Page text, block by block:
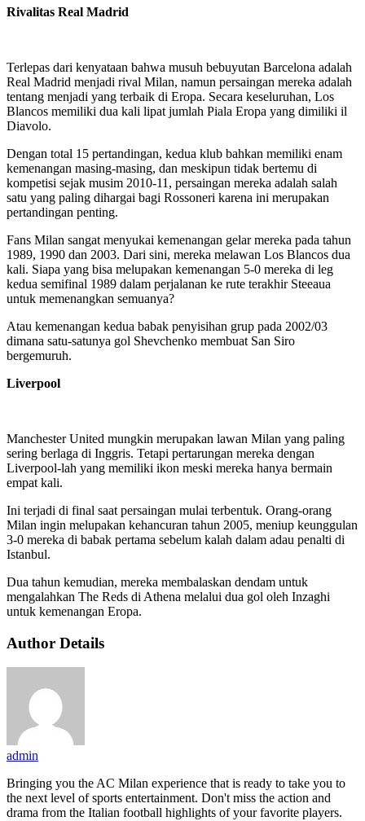
Rivalitas Real Madrid
Terlepas dari kenyataan bahwa musuh bebuyutan Barcelona adalah
Real Madrid menjadi rival Milan, namun persaingan mereka adalah
tentang menjadi yang terbaik di Eropa. Secara keseluruhan, Los
Blancos memiliki dua kali lipat jumlah Piala Eropa yang dimiliki il
Diavolo.
Dengan total 15 pertandingan, kedua klub bahkan memiliki enam
kemenangan masing-masing, dan meskipun tidak bertemu di
kompetisi sejak musim 2010-11, persaingan mereka adalah salah
satu yang paling dihargai bagi Rossoneri karena ini merupakan
pertandingan penting.
Fans Milan sangat menyukai kemenangan gelar mereka pada tahun
1989, 1990 dan 2003. Dari sini, mereka melawan Los Blancos dua
kali. Siapa yang bisa melupakan kemenangan 5-0 mereka di leg
kedua semifinal 1989 dalam perjalanan ke rute terakhir Steeaua
untuk memenangkan semuanya?
Atau kemenangan kedua babak penyisihan grup pada 2002/03
dimana satu-satunya gol Shevchenko membuat San Siro
bergemuruh.
Liverpool
Manchester United mungkin merupakan lawan Milan yang paling
sering berlaga di Inggris. Tetapi pertarungan mereka dengan
Liverpool-lah yang memiliki ikon meski mereka hanya bermain
empat kali.
Ini terjadi di final saat persaingan mulai terbentuk. Orang-orang
Milan ingin melupakan kehancuran tahun 2005, meniup keunggulan
3-0 mereka di babak pertama sebelum kalah dalam adau penalti di
Istanbul.
Dua tahun kemudian, mereka membalaskan dendam untuk
mengalahkan The Reds di Athena melalui dua gol oleh Inzaghi
untuk kemenangan Eropa.
Author Details
admin
Bringing you the AC Milan experience that is ready to take you to
the next level of sports entertainment. Don't miss the action and
drama from the Italian football highlights of your favorite players.